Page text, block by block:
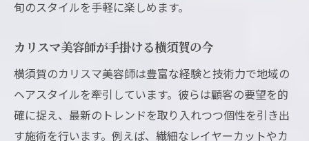
旬のスタイルを手軽に楽しめます。
カリスマ美容師が手掛ける横須賀の今
横須賀のカリスマ美容師は豊富な経験と技術力で地域の
ヘアスタイルを牽引しています。彼らは顧客の要望を的
確に捉え、最新のトレンドを取り入れつつ個性を引き出
す施術を行います。例えば、繊細なレイヤーカットやカ